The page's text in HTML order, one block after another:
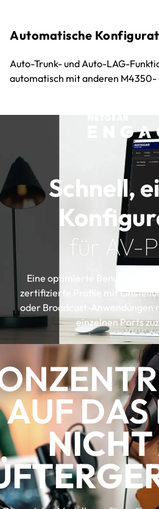
Automatische
Auto-Trunk- und Auto-LAG-
automatisch mit anderen M4350-
Schnell,
für AV-
Eine optimierte
zertifizierte Profile mit
oder Broadcast-Anwendungen
einzelnen Ports
AUF DAS